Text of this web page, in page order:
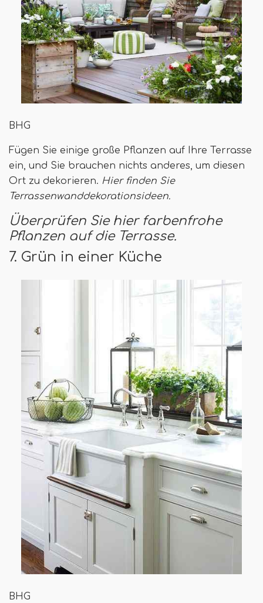
BHG
Fügen Sie einige große Pflanzen auf Ihre Terrasse
ein, und Sie brauchen nichts anderes, um diesen
Ort zu dekorieren. Hier finden Sie
Terrassenwanddekorationsideen.
Überprüfen Sie hier farbenfrohe
Pflanzen auf die Terrasse.
7. Grün in einer Küche
BHG